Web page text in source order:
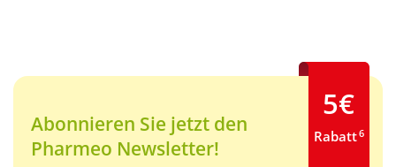
Abonnieren Sie jetzt den
Pharmeo Newsletter!
5€
Rabatt6